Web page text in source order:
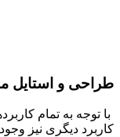
طراحی و استایل
با توجه به تمام
کاربرد دیگری نیز